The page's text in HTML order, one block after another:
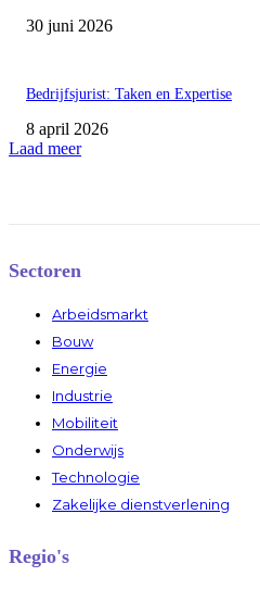
30 juni 2026
Bedrijfsjurist: Taken en Expertise
8 april 2026
Laad meer
Sectoren
Arbeidsmarkt
Bouw
Energie
Industrie
Mobiliteit
Onderwijs
Technologie
Zakelijke dienstverlening
Regio's